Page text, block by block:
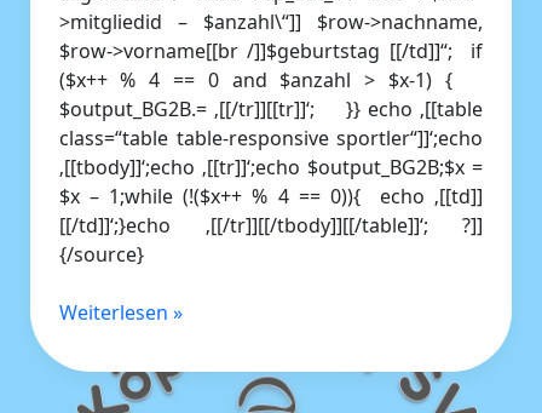
>mitgliedid – $anzahl\“]] $row->nachname,
$row->vorname[[br /]]$geburtstag [[/td]]“; if
($x++ % 4 == 0 and $anzahl > $x-1) {
$output_BG2B.= ‚[[/tr]][[tr]]‘; }} echo ‚[[table
class=“table table-responsive sportler“]]‘;echo
‚[[tbody]]‘;echo ‚[[tr]]‘;echo $output_BG2B;$x =
$x – 1;while (!($x++ % 4 == 0)){ echo ‚[[td]]
[[/td]]‘;}echo ‚[[/tr]][[/tbody]][[/table]]‘; ?]]
{/source}
Weiterlesen »